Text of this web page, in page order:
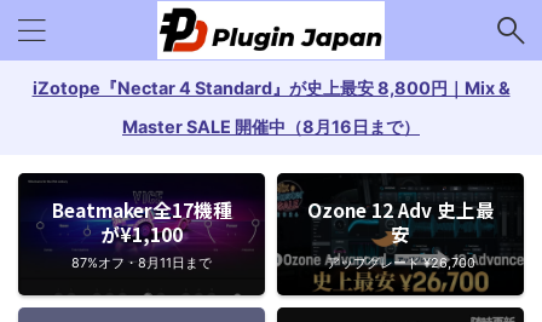
iZotope『Nectar 4 Standard』が史上最安 8,800円｜Mix &
Master SALE 開催中（8月16日まで）
Beatmaker全17機種
が¥1,100
87%オフ・8月11日まで
Ozone 12 Adv 史上最
安
アップグレード ¥26,700